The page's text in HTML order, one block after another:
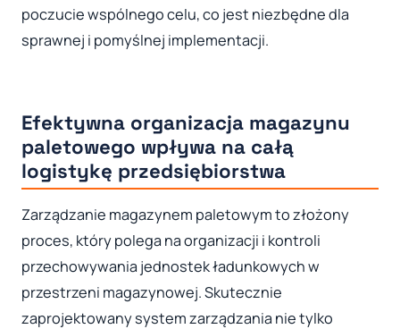
poczucie wspólnego celu, co jest niezbędne dla
sprawnej i pomyślnej implementacji.
Efektywna organizacja magazynu
paletowego wpływa na całą
logistykę przedsiębiorstwa
Zarządzanie magazynem paletowym to złożony
proces, który polega na organizacji i kontroli
przechowywania jednostek ładunkowych w
przestrzeni magazynowej. Skutecznie
zaprojektowany system zarządzania nie tylko